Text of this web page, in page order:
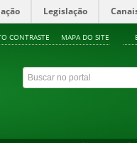
Legislação
CONTRASTE MAPA DO SITE